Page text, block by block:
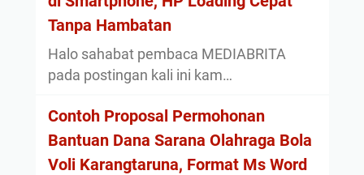
Tanpa Hambatan
Halo sahabat pembaca MEDIABRITA
pada postingan kali ini kam…
Contoh Proposal Permohonan
Bantuan Dana Sarana Olahraga Bola
Voli Karangtaruna, Format Ms Word